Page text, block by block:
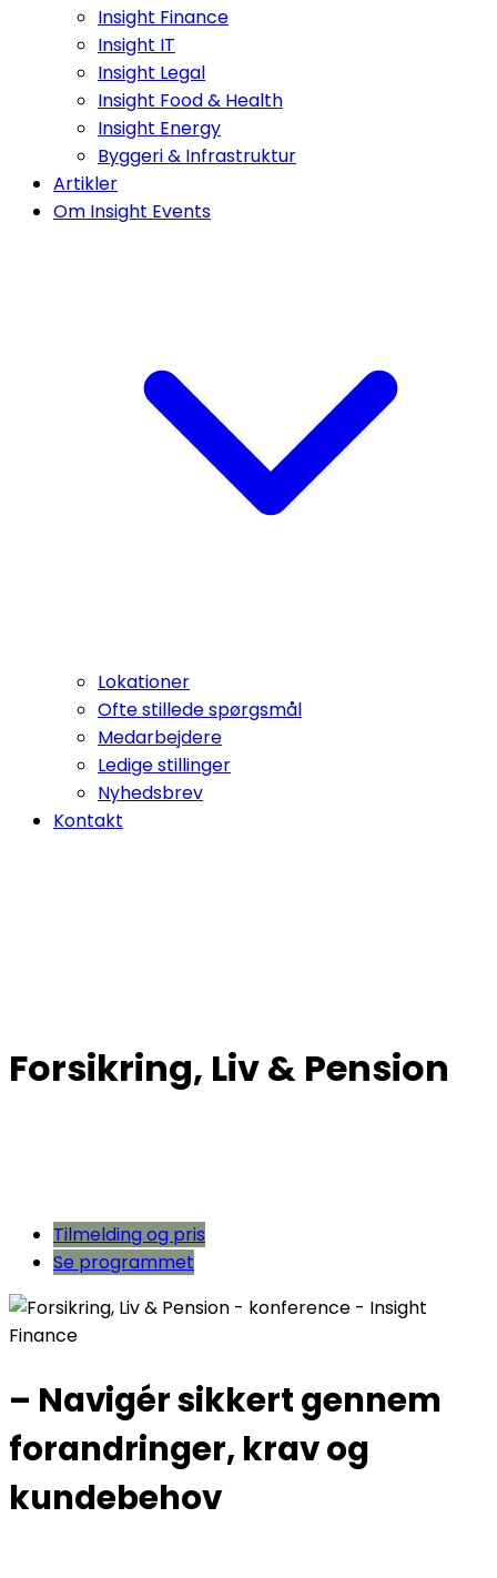
Insight Finance
Insight IT
Insight Legal
Insight Food & Health
Insight Energy
Byggeri & Infrastruktur
Artikler
Om Insight Events
Lokationer
Ofte stillede spørgsmål
Medarbejdere
Ledige stillinger
Nyhedsbrev
Kontakt
Forsikring, Liv & Pension
Tilmelding og pris
Se programmet
– Navigér sikkert gennem
forandringer, krav og
kundebehov